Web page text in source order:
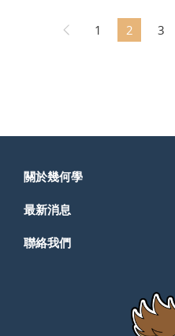
1 2 3
關於幾何學
最新消息
聯絡我們